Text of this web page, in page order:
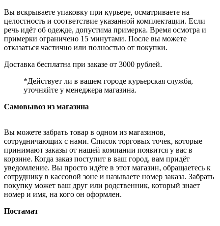
Вы вскрываете упаковку при курьере, осматриваете на
целостность и соответствие указанной комплектации. Если
речь идёт об одежде, допустима примерка. Время осмотра и
примерки ограничено 15 минутами. После вы можете
отказаться частично или полностью от покупки.
Доставка бесплатна при заказе от 3000 рублей.
*Действует ли в вашем городе курьерская служба,
уточняйте у менеджера магазина.
Самовывоз из магазина
Вы можете забрать товар в одном из магазинов,
сотрудничающих с нами. Список торговых точек, которые
принимают заказы от нашей компании появится у вас в
корзине. Когда заказ поступит в ваш город, вам придёт
уведомление. Вы просто идёте в этот магазин, обращаетесь к
сотруднику в кассовой зоне и называете номер заказа. Забрать
покупку может ваш друг или родственник, который знает
номер и имя, на кого он оформлен.
Постамат